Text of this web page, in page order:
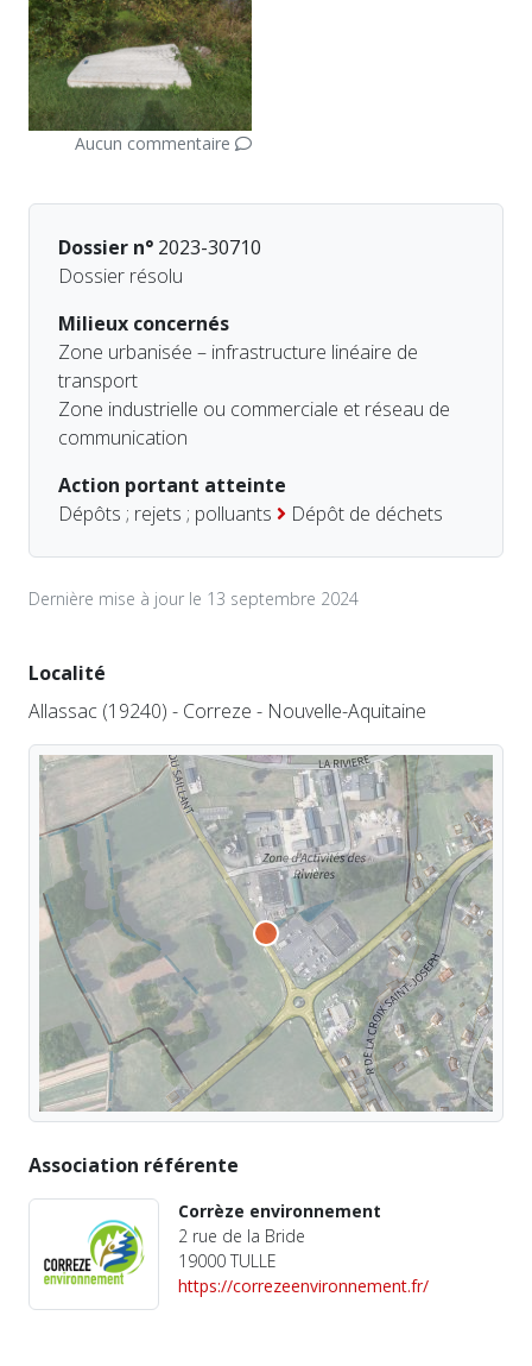
Aucun commentaire
Dossier n° 2023-30710
Dossier résolu
Milieux concernés
Zone urbanisée – infrastructure linéaire de
transport
Zone industrielle ou commerciale et réseau de
communication
Action portant atteinte
Dépôts ; rejets ; polluants
Dépôt de déchets
Dernière mise à jour le 13 septembre 2024
Localité
Allassac (19240) - Correze - Nouvelle-Aquitaine
Association référente
Corrèze environnement
2 rue de la Bride
19000 TULLE
https://correzeenvironnement.fr/